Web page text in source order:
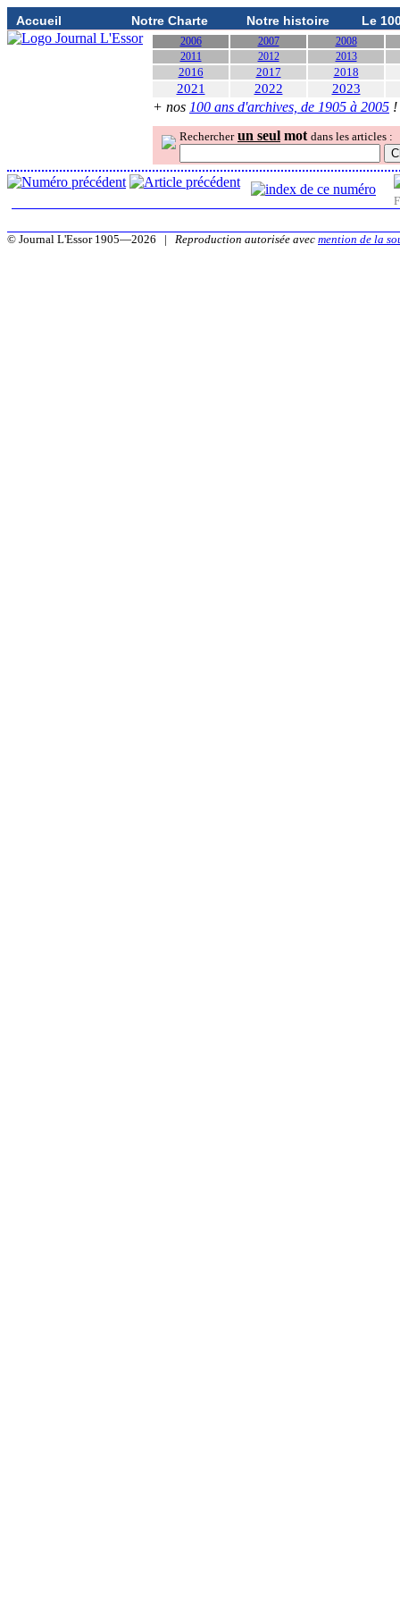
Accueil Notre Charte Notre histoire Le
2006 2007
2008
2011
2012 2013
2016 2017 2018
2021 2022 2023
+ nos 100 ans d'archives, de 1905 à 2005 !
Rechercher un seul mot dans les articles :
© Journal L'Essor 1905—2026 | Reproduction autorisée avec mention de la